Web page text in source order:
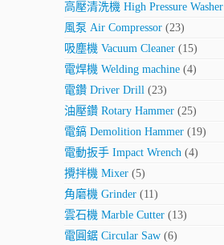
高壓清洗機 High Pressure Washer
風泵 Air Compressor (23)
吸塵機 Vacuum Cleaner (15)
電焊機 Welding machine (4)
電鑽 Driver Drill (23)
油壓鑽 Rotary Hammer (25)
電鎬 Demolition Hammer (19)
電動扳手 Impact Wrench (4)
攪拌機 Mixer (5)
角磨機 Grinder (11)
雲石機 Marble Cutter (13)
電圓鋸 Circular Saw (6)